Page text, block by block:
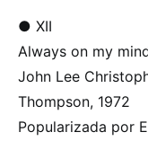
● XII
Always on my
John Lee
Thompson, 1972
Popularizada por